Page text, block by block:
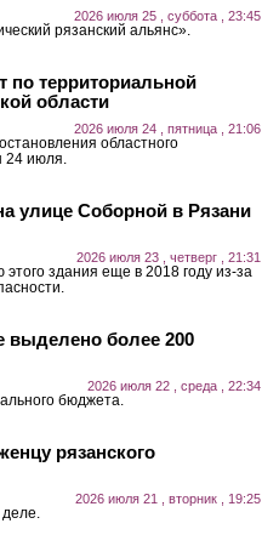
2026 июля 25 , суббота , 23:45
рязанский альянс».
по территориальной
области
2026 июля 24 , пятница , 21:06
областного
24 июля.
улице Соборной в Рязани
2026 июля 23 , четверг , 21:31
здания еще в 2018 году из-за
выделено более 200
2026 июля 22 , среда , 22:34
бюджета.
рязанского
2026 июля 21 , вторник , 19:25
деле.